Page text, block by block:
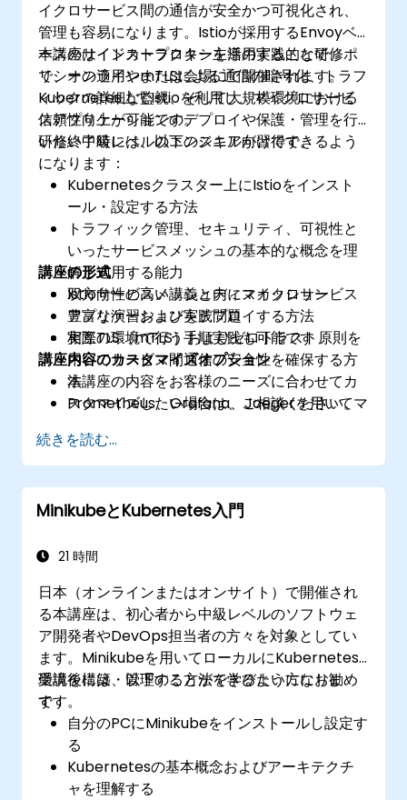
イクロサービス間の通信が安全かつ可視化され、
管理も容易になります。Istioが採用するEnvoyベ
ースのサイドカープロキシを活用することで、ポ
リシーの適用やmTLSによる通信の暗号化、トラフ
ィックの詳細な監視、そして大規模環境における
信頼性向上が可能です。
本講座はインストラクター主導の実践的な研修
で、オンラインまたは会場にて開催されます。
Kubernetes上でIstioを利用し、マイクロサービ
スアプリケーションのデプロイや保護・管理を行
いたい中級レベルのエンジニア向けです。
研修終了時には、以下のスキルが習得できるよう
になります：
Kubernetesクラスター上にIstioをインスト
ール・設定する方法
トラフィック管理、セキュリティ、可視性と
いったサービスメッシュの基本的な概念を理
解し適用する能力
Istioサービスメッシュ内にマイクロサービス
アプリケーションをデプロイする方法
相互TLS（mTLS）およびゼロトラスト原則を
用いてサービス間通信の安全性を確保する方
法
Prometheus、Grafana、Jaegerを用いてマ
ーティングを行う技術
­Calicoとの連携により高度なネットワークポ
リシーやセキュリティを実現する方法
講座の形式
双方向性の高い講義とディスカッション
豊富な演習および実践問題
実際の環境で行う手順実践も可能です
講座内容のカスタマイズオプション
本講座の内容をお客様のニーズに合わせてカ
スタマイズしたい場合は、ご相談ください。
続きを読む...
MinikubeとKubernetes入門
21 時間
日本（オンラインまたはオンサイト）で開催され
る本講座は、初心者から中級レベルのソフトウェ
ア開発者やDevOps担当者の方々を対象としてい
ます。Minikubeを用いてローカルにKubernetes
環境を構築・管理する方法を学びたい方にお勧め
です。
受講後には、以下のことができるようになりま
す：
自分のPCにMinikubeをインストールし設定す
る
Kubernetesの基本概念およびアーキテクチ
ャを理解する